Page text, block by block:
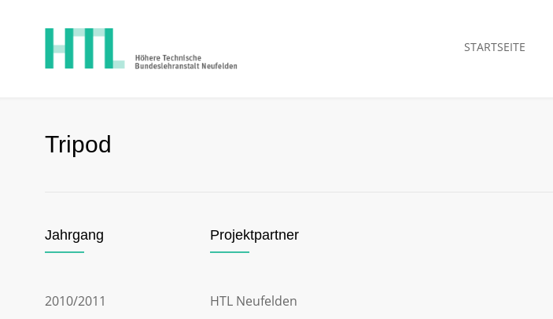
STARTSEITE
Tripod
Jahrgang
2010/2011
Projektpartner
HTL Neufelden